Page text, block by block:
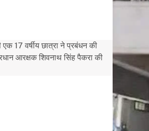
17 वर्षीय छात्रा ने प्रबंधन की
आरक्षक शिवनाथ सिंह पैकरा की